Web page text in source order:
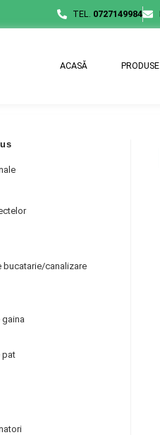
TEL. 0727149984
ACASĂ PRODUSE
bucatarie/canalizare
gaina
pat